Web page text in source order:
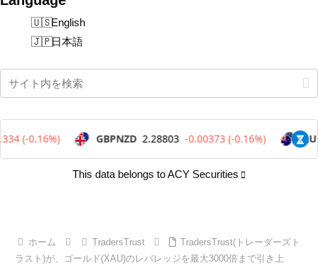
English
日本語
This data belongs to ACY Securities
ホーム TradersTrust
TradersTrust(トレーダーズト
ラスト)が、ゴールド(XAU)のレバレッジを最大3000倍まで引き上